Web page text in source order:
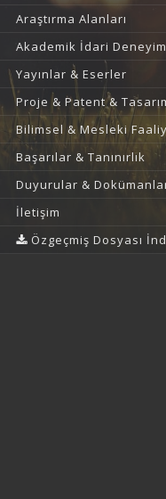
Araştırma Alanları
Akademik İdari Deneyim
Yayınlar & Eserler
Proje & Patent &
Bilimsel & Mesleki
Başarılar & Tanınırlık
Duyurular &
İletişim
Özgeçmiş Dosyası